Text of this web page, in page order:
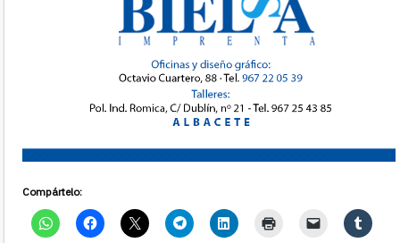
Compártelo: